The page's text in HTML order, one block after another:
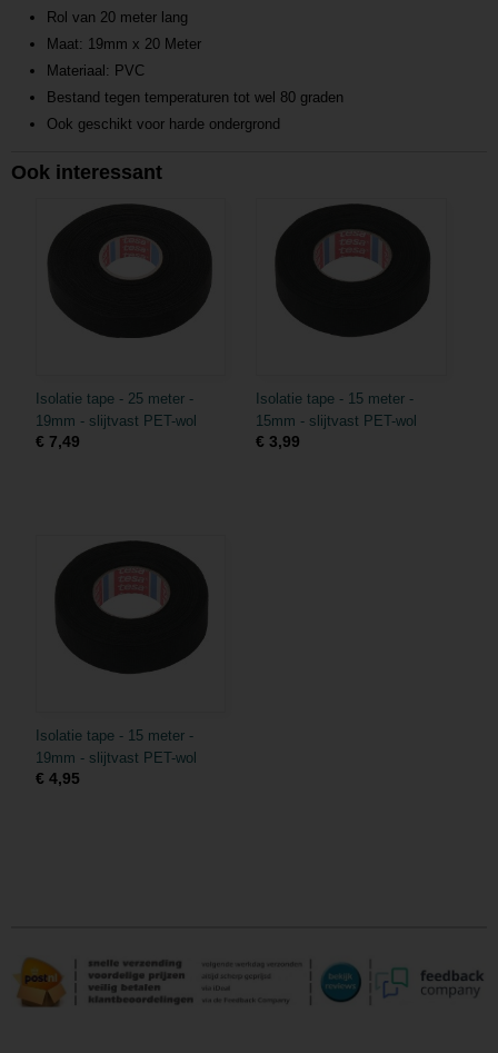
Rol van 20 meter lang
Maat: 19mm x 20 Meter
Materiaal: PVC
Bestand tegen temperaturen tot wel 80 graden
Ook geschikt voor harde ondergrond
Ook interessant
Isolatie tape - 25 meter -
19mm - slijtvast PET-wol
€ 7,49
Isolatie tape - 15 meter -
15mm - slijtvast PET-wol
€ 3,99
Isolatie tape - 15 meter -
19mm - slijtvast PET-wol
€ 4,95